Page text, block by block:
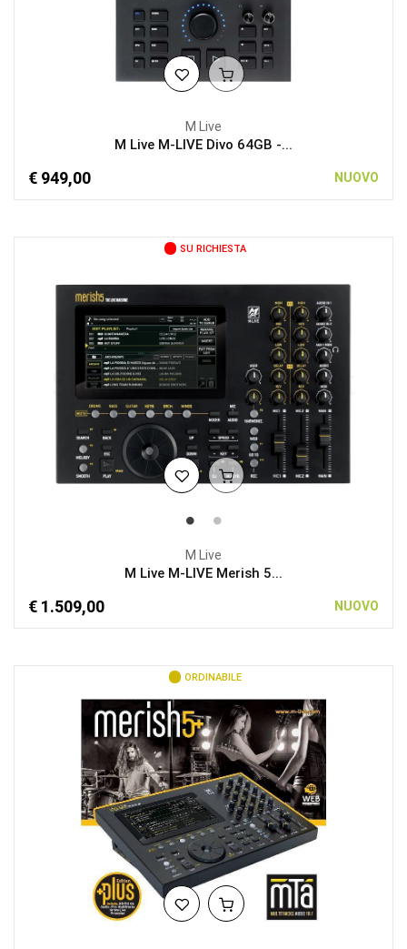
M Live
M Live M-LIVE Divo 64GB -...
€ 949,00 NUOVO
SU RICHIESTA
M Live
M Live M-LIVE Merish 5...
€ 1.509,00 NUOVO
ORDINABILE